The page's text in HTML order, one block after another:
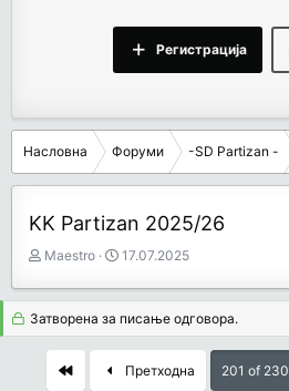
Регистрација
Насловна Форуми -SD Partizan -
KK Partizan 2025/26
З
е
т
Maestro
Д
у
м
о
17.07.2025
Затворена за писање одговора.
Претходна 201 of 230